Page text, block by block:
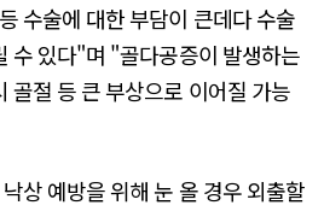
수술에 대한 부담이 큰데다 수술
수 있다"며 "골다공증이 발생하는
골절 등 큰 부상으로 이어질 가능
상 예방을 위해 눈 올 경우 외출할